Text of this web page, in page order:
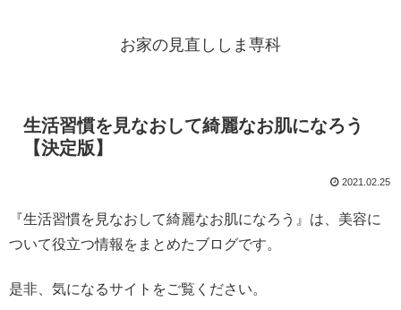
お家の見直ししま専科
生活習慣を見なおして綺麗なお肌になろう
【決定版】
2021.02.25
『生活習慣を見なおして綺麗なお肌になろう』は、美容に
ついて役立つ情報をまとめたブログです。
是非、気になるサイトをご覧ください。